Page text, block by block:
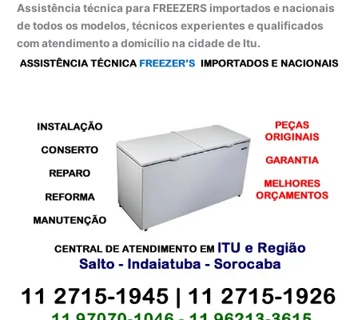
Assistência técnica para FREEZERS importados e nacionais
de todos os modelos, técnicos experientes e qualificados
com atendimento a domicílio na cidade de Itu.